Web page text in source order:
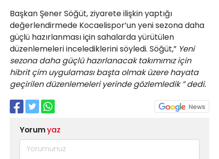
Başkan Şener Söğüt, ziyarete ilişkin yaptığı
değerlendirmede Kocaelispor’un yeni sezona daha
güçlü hazırlanması için sahalarda yürütülen
düzenlemeleri incelediklerini söyledi. Söğüt,” Yeni
sezona daha güçlü hazırlanacak takımımız için
hibrit çim uygulaması başta olmak üzere hayata
geçirilen düzenlemeleri yerinde gözlemledik ” dedi.
Yorumyaz